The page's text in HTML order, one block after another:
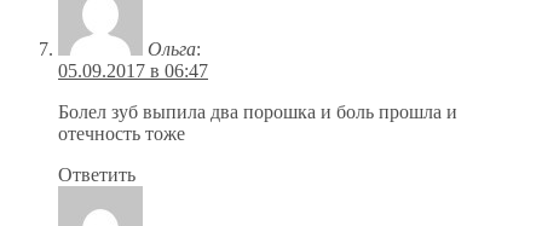
Ольга:
05.09.2017 в 06:47
Болел зуб выпила два порошка и боль прошла и
отечность тоже
Ответить